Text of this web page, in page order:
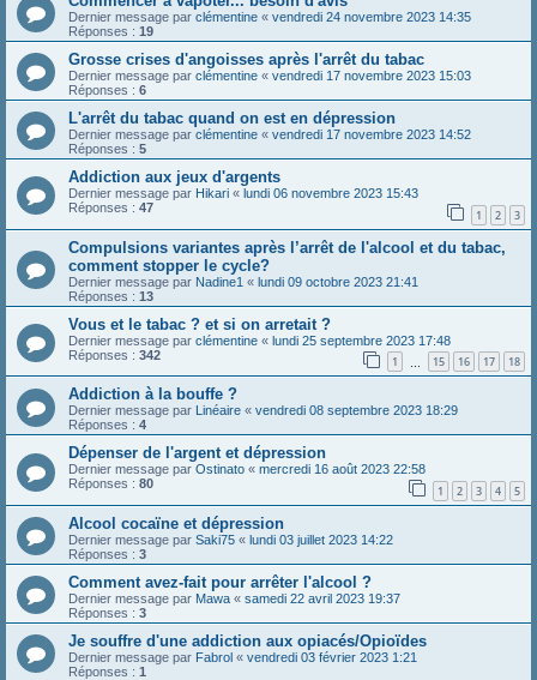
Dernier message par clémentine « vendredi 24 novembre 2023 14:35
Réponses : 19
Grosse crises d'angoisses après l'arrêt du tabac
Dernier message par clémentine « vendredi 17 novembre 2023 15:03
Réponses : 6
L'arrêt du tabac quand on est en dépression
Dernier message par clémentine « vendredi 17 novembre 2023 14:52
Réponses : 5
Addiction aux jeux d'argents
Dernier message par Hikari « lundi 06 novembre 2023 15:43
Réponses : 47 1 2 3
Compulsions variantes après l’arrêt de l'alcool et du tabac,
comment stopper le cycle?
Dernier message par Nadine1 « lundi 09 octobre 2023 21:41
Réponses : 13
Vous et le tabac ? et si on arretait ?
Dernier message par clémentine « lundi 25 septembre 2023 17:48
Réponses : 342 1 15 16 17 18
Addiction à la bouffe ?
Dernier message par Linéaire « vendredi 08 septembre 2023 18:29
Réponses : 4
Dépenser de l'argent et dépression
Dernier message par Ostinato « mercredi 16 août 2023 22:58
Réponses : 80 1 2 3 4 5
Alcool cocaïne et dépression
Dernier message par Saki75 « lundi 03 juillet 2023 14:22
Réponses : 3
Comment avez-fait pour arrêter l'alcool ?
Dernier message par Mawa « samedi 22 avril 2023 19:37
Réponses : 3
Je souffre d'une addiction aux opiacés/Opioïdes
Dernier message par Fabrol « vendredi 03 février 2023 1:21
Réponses : 1